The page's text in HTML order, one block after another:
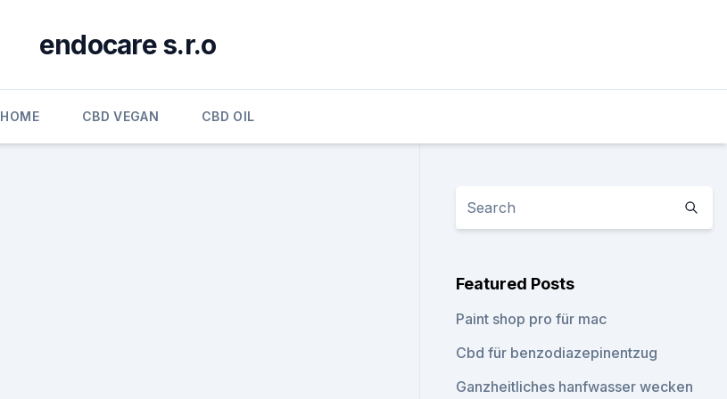
endocare s.r.o
HOME CBD VEGAN CBD OIL
Featured Posts
Paint shop pro für mac
Cbd für benzodiazepinentzug
Ganzheitliches hanfwasser wecken